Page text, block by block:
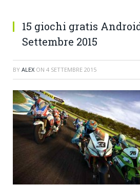
15 giochi gratis
Settembre 2015
BY ALEX ON 4 SETTEMBRE 2015